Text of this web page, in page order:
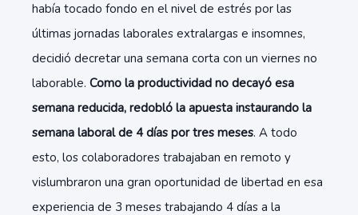
había tocado fondo en el nivel de estrés por las
últimas jornadas laborales extralargas e insomnes,
decidió decretar una semana corta con un viernes no
laborable. Como la productividad no decayó esa
semana reducida, redobló la apuesta instaurando la
semana laboral de 4 días por tres meses. A todo
esto, los colaboradores trabajaban en remoto y
vislumbraron una gran oportunidad de libertad en esa
experiencia de 3 meses trabajando 4 días a la